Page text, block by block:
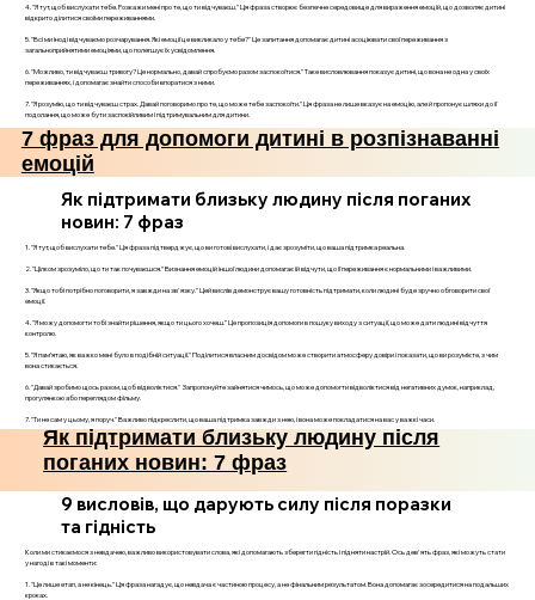
4. "Я тут, щоб вислухати тебе. Розкажи мені про те, що ти відчуваєш." Ця фраза створює безпечне середовище для вираження емоцій, що дозволяє дитині
відкрито ділитися своїми переживаннями.
5. "Всі ми іноді відчуваємо розчарування. Які емоції це викликало у тебе?" Це запитання допомагає дитині асоціювати свої переживання з
загальноприйнятими емоціями, що полегшує їх усвідомлення.
6. "Можливо, ти відчуваєш тривогу? Це нормально, давай спробуємо разом заспокоїтися." Таке висловлювання показує дитині, що вона не одна у своїх
переживаннях, і допомагає знайти способи впоратися з ними.
7. "Я розумію, що ти відчуваєш страх. Давай поговоримо про те, що може тебе заспокоїти." Ця фраза не лише вказує на емоцію, але й пропонує шляхи до її
подолання, що може бути заспокійливим і підтримувальним для дитини.
7 фраз для допомоги дитині в розпізнаванні
емоцій
Як підтримати близьку людину після поганих
новин: 7 фраз
1. "Я тут, щоб вислухати тебе." Ця фраза підтверджує, що ви готові вислухати, і дає зрозуміти, що ваша підтримка реальна.
2. "Цілком зрозуміло, що ти так почуваєшся." Визнання емоцій іншої людини допомагає їй відчути, що її переживання є нормальними і важливими.
3. "Якщо тобі потрібно поговорити, я завжди на зв'язку." Цей вислів демонструє вашу готовність підтримати, коли людині буде зручно обговорити свої
емоції.
4. "Я можу допомогти тобі знайти рішення, якщо ти цього хочеш." Це пропозиція допомоги в пошуку виходу з ситуації, що може дати людині відчуття
контролю.
5. "Я пам’ятаю, як важко мені було в подібній ситуації." Поділитися власним досвідом може створити атмосферу довіри і показати, що ви розумієте, з чим
вона стикається.
6. "Давай зробимо щось разом, щоб відволіктися." Запропонуйте зайнятися чимось, що може допомогти відволіктися від негативних думок, наприклад,
прогулянкою або переглядом фільму.
7. "Ти не сам у цьому, я поруч." Важливо підкреслити, що ваша підтримка завжди з нею, і вона може покладатися на вас у важкі часи.
Як підтримати близьку людину після
поганих новин: 7 фраз
9 висловів, що дарують силу після поразки
та гідність
Коли ми стикаємося з невдачею, важливо використовувати слова, які допомагають зберегти гідність і підняти настрій. Ось дев'ять фраз, які можуть стати
у нагоді в такі моменти:
1. "Це лише етап, а не кінець." Ця фраза нагадує, що невдача є частиною процесу, а не фінальним результатом. Вона допомагає зосередитися на подальших
кроках.